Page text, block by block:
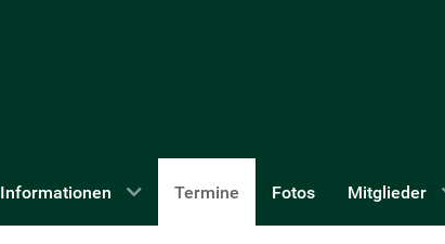
Informationen Termine Fotos Mitglieder